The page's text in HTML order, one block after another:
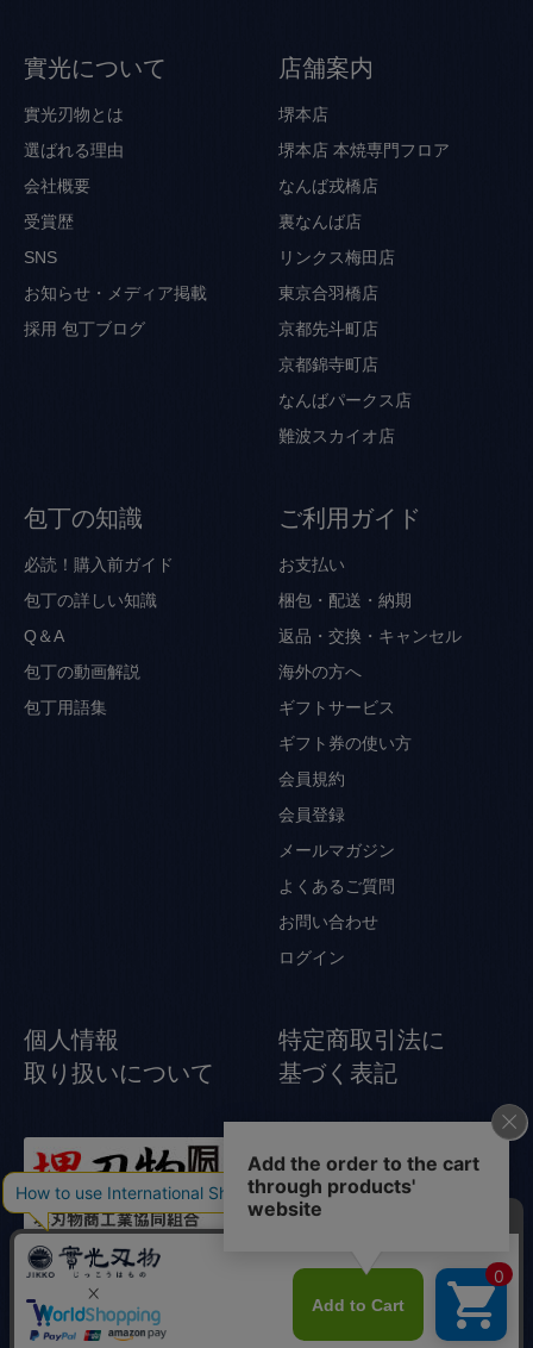
實光について
實光刃物とは
選ばれる理由
会社概要
受賞歴
SNS
お知らせ・メディア掲載
採用 包丁ブログ
店舗案内
堺本店
堺本店 本焼専門フロア
なんば戎橋店
裏なんば店
リンクス梅田店
東京合羽橋店
京都先斗町店
京都錦寺町店
なんばパークス店
難波スカイオ店
包丁の知識
必読！購入前ガイド
包丁の詳しい知識
Q＆A
包丁の動画解説
包丁用語集
ご利用ガイド
お支払い
梱包・配送・納期
返品・交換・キャンセル
海外の方へ
ギフトサービス
ギフト券の使い方
会員規約
会員登録
メールマガジン
よくあるご質問
お問い合わせ
ログイン
個人情報
取り扱いについて
特定商取引法に
基づく表記
© Jikko Japanese knife All rights reserved.